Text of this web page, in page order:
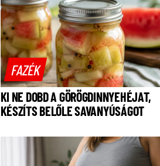
FAZÉK
KI NE DOBD A GÖRÖGDINNYEHÉJAT,
KÉSZÍTS BELŐLE SAVANYÚSÁGOT